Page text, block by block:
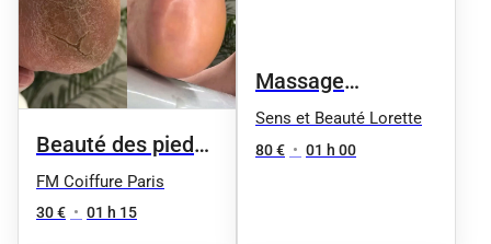
Beauté des pieds
homme
FM Coiffure Paris
30 € • 01 h 15
Massage
californien 1h
Sens et Beauté Lorette
80 € • 01 h 00